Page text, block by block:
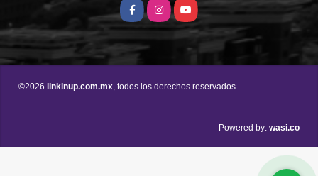
FacebookInstagramYouTube
©2026 linkinup.com.mx, todos los derechos reservados.
Powered by: wasi.co